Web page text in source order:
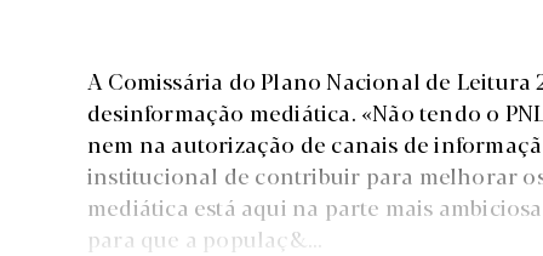
A Comissária do Plano Nacional de
desinformação mediática. «Não tendo o
nem na autorização de canais de
institucional de contribuir para melhorar
mediática está aqui na parte mais
para que a populaç&...